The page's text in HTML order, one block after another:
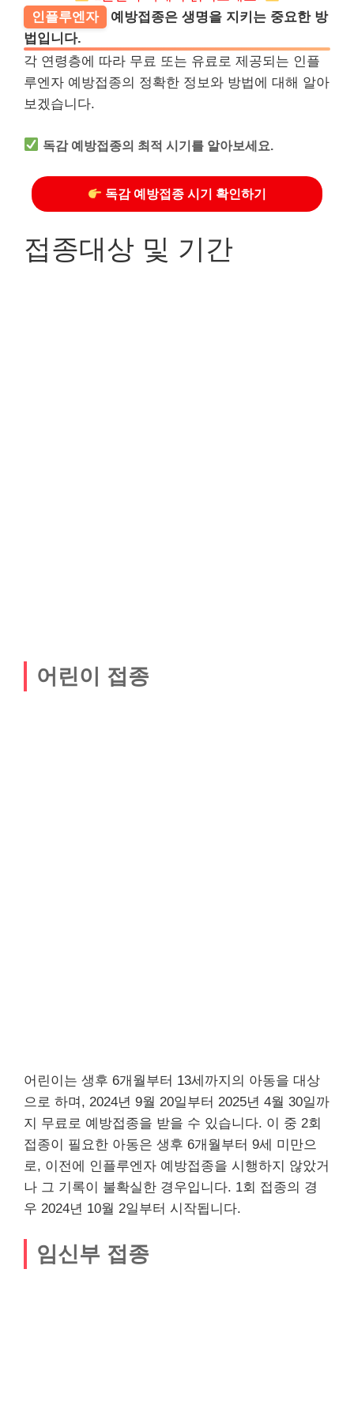
인플루엔자
예방접종은 생명을 지키는 중요한 방
법입니다.
각 연령층에 따라 무료 또는 유료로 제공되는 인플
루엔자 예방접종의 정확한 정보와 방법에 대해 알아
보겠습니다.
독감 예방접종의 최적 시기를 알아보세요.
독감 예방접종 시기 확인하기
접종대상 및 기간
어린이 접종
어린이는 생후 6개월부터 13세까지의 아동을 대상
으로 하며, 2024년 9월 20일부터 2025년 4월 30일까
지 무료로 예방접종을 받을 수 있습니다. 이 중 2회
접종이 필요한 아동은 생후 6개월부터 9세 미만으
로, 이전에 인플루엔자 예방접종을 시행하지 않았거
나 그 기록이 불확실한 경우입니다. 1회 접종의 경
우 2024년 10월 2일부터 시작됩니다.
임신부 접종